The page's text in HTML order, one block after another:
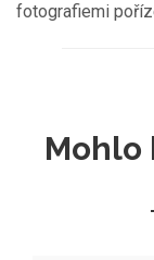
fotografiemi
Mohlo